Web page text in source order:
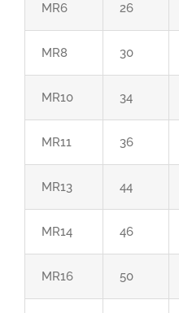
MR6 26
MR8 30
MR10 34
MR11 36
MR13 44
MR14 46
MR16 50